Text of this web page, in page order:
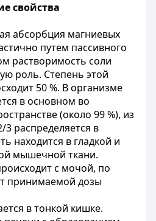
свойства
абсорбция магниевых
путем пассивного
растворимость соли
роль. Степень этой
50 %. В организме
в основном во
(около 99 %), из
распределяется в
находится в гладкой и
мышечной ткани.
с мочой, по
принимаемой дозы
в тонкой кишке.